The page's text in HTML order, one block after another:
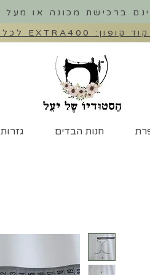
ברכישת מכונה או מעל 580 ₪
חנות הבדים גזרות